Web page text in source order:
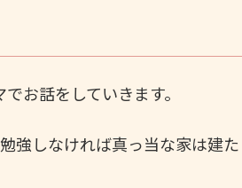
お話をしていきます。
強しなければ真っ当な家は建た